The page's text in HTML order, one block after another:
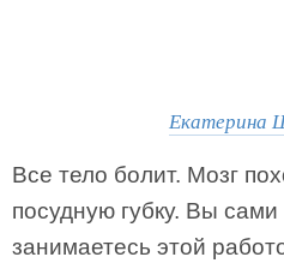
Екатерина
Все тело болит. Мозг
посудную губку. Вы
занимаетесь этой